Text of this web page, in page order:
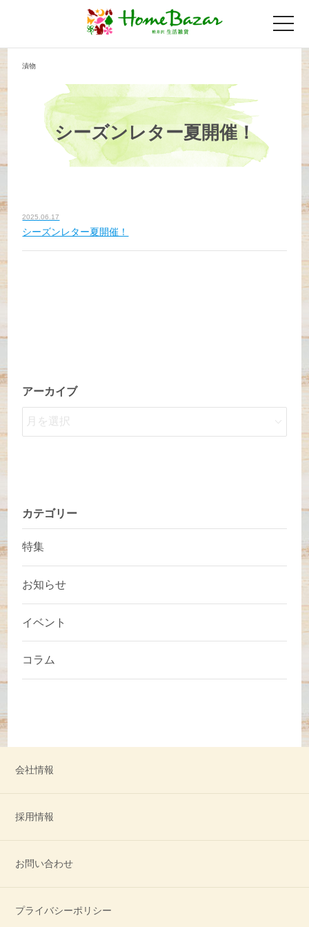
toggle
漬物
シーズンレター夏開催！
2025.06.17
シーズンレター夏開催！
アーカイブ
カテゴリー
特集
お知らせ
イベント
コラム
会社情報
採用情報
お問い合わせ
プライバシーポリシー